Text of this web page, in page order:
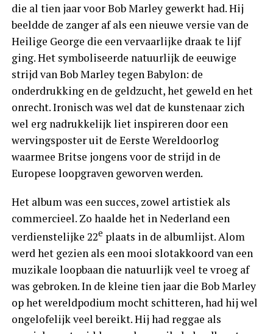
die al tien jaar voor Bob Marley gewerkt had. Hij
beeldde de zanger af als een nieuwe versie van de
Heilige George die een vervaarlijke draak te lijf
ging. Het symboliseerde natuurlijk de eeuwige
strijd van Bob Marley tegen Babylon: de
onderdrukking en de geldzucht, het geweld en het
onrecht. Ironisch was wel dat de kunstenaar zich
wel erg nadrukkelijk liet inspireren door een
wervingsposter uit de Eerste Wereldoorlog
waarmee Britse jongens voor de strijd in de
Europese loopgraven geworven werden.
Het album was een succes, zowel artistiek als
commercieel. Zo haalde het in Nederland een
verdienstelijke 22e plaats in de albumlijst. Alom
werd het gezien als een mooi slotakkoord van een
muzikale loopbaan die natuurlijk veel te vroeg af
was gebroken. In de kleine tien jaar die Bob Marley
op het wereldpodium mocht schitteren, had hij wel
ongelofelijk veel bereikt. Hij had reggae als